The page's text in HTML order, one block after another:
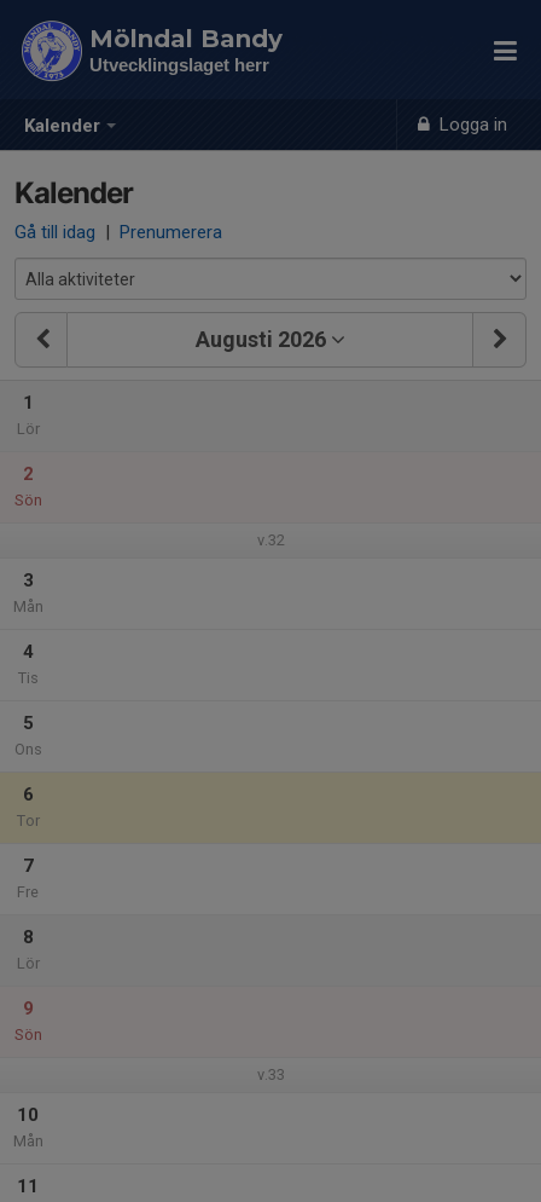
Kalender Logga in
Mölndal Bandy
Utvecklingslaget herr
Kalender
Gå till idag | Prenumerera
Augusti 2026
1
Lör
2
Sön
v.32
3
Mån
4
Tis
5
Ons
6
Tor
7
Fre
8
Lör
9
Sön
v.33
10
Mån
11